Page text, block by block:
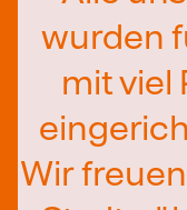
wurden
mit viel
Wir